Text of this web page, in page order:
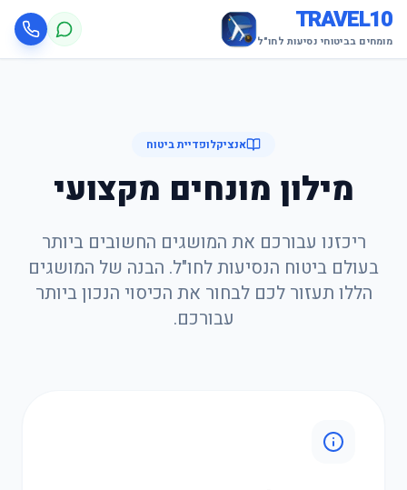
TRAVEL10
מומחים בביטוחי נסיעות לחו"ל
אנציקלופדיית ביטוח
מילון מונחים מקצועי
ריכזנו עבורכם את המושגים החשובים ביותר
בעולם ביטוח הנסיעות לחו"ל. הבנה של המושגים
הללו תעזור לכם לבחור את הכיסוי הנכון ביותר
עבורכם.